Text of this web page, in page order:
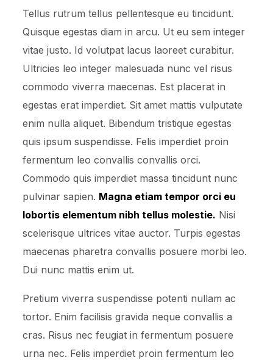
Tellus rutrum tellus pellentesque eu tincidunt.
Quisque egestas diam in arcu. Ut eu sem integer
vitae justo. Id volutpat lacus laoreet curabitur.
Ultricies leo integer malesuada nunc vel risus
commodo viverra maecenas. Est placerat in
egestas erat imperdiet. Sit amet mattis vulputate
enim nulla aliquet. Bibendum tristique egestas
quis ipsum suspendisse. Felis imperdiet proin
fermentum leo convallis convallis orci.
Commodo quis imperdiet massa tincidunt nunc
pulvinar sapien. Magna etiam tempor orci eu
lobortis elementum nibh tellus molestie. Nisi
scelerisque ultrices vitae auctor. Turpis egestas
maecenas pharetra convallis posuere morbi leo.
Dui nunc mattis enim ut.
Pretium viverra suspendisse potenti nullam ac
tortor. Enim facilisis gravida neque convallis a
cras. Risus nec feugiat in fermentum posuere
urna nec. Felis imperdiet proin fermentum leo